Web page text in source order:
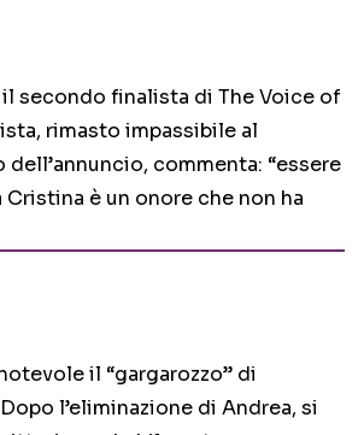
il secondo finalista di The Voice of
rimasto impassibile al
dell’annuncio, commenta: “essere
è un onore che non ha
il “gargarozzo” di
l’eliminazione di Andrea, si